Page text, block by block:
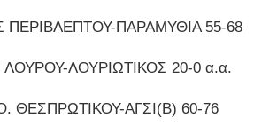
ΠΕΡΙΒΛΕΠΤΟΥ-ΠΑΡΑΜΥΘΙΑ 55-68
ΛΟΥΡΙΩΤΙΚΟΣ 20-0 α.α.
ΘΕΣΠΡΩΤΙΚΟΥ-ΑΓΣΙ(Β) 60-76